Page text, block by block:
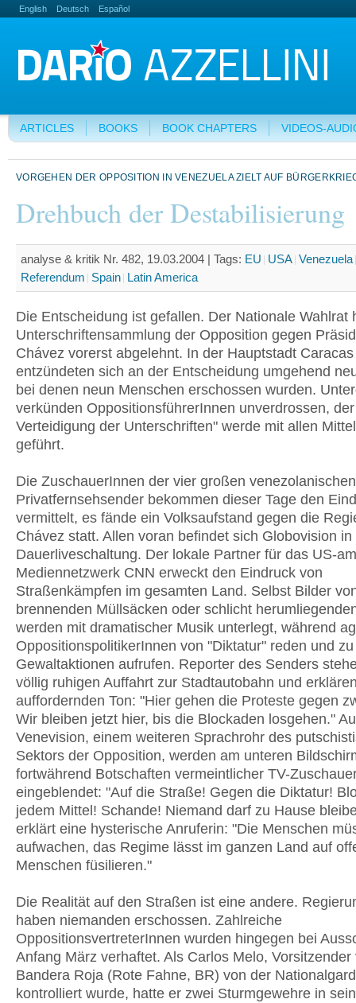
English Deutsch Español
ARTICLES BOOKS BOOK CHAPTERS VIDEOS-
VORGEHEN DER OPPOSITION IN VENEZUELA ZIELT AUF
Drehbuch der Destabilisierung
analyse & kritik Nr. 482, 19.03.2004 | Tags: EU USA Venezuela
Referendum Spain Latin America
Die Entscheidung ist gefallen. Der Nationale Wahlrat
Unterschriftensammlung der Opposition gegen
Chávez vorerst abgelehnt. In der Hauptstadt Caracas
entzündeten sich an der Entscheidung umgehend
bei denen neun Menschen erschossen wurden.
verkünden OppositionsführerInnen unverdrossen,
Verteidigung der Unterschriften" werde mit allen
geführt.
Die ZuschauerInnen der vier großen venezolanischen
Privatfernsehsender bekommen dieser Tage den
vermittelt, es fände ein Volksaufstand gegen die
Chávez statt. Allen voran befindet sich Globovision in
Dauerliveschaltung. Der lokale Partner für das US-
Mediennetzwerk CNN erweckt den Eindruck von
Straßenkämpfen im gesamten Land. Selbst Bilder
brennenden Müllsäcken oder schlicht
werden mit dramatischer Musik unterlegt, während
OppositionspolitikerInnen von "Diktatur" reden und zu
Gewaltaktionen aufrufen. Reporter des Senders
völlig ruhigen Auffahrt zur Stadtautobahn und
auffordernden Ton: "Hier gehen die Proteste gegen
Wir bleiben jetzt hier, bis die Blockaden losgehen."
Venevision, einem weiteren Sprachrohr des
Sektors der Opposition, werden am unteren
fortwährend Botschaften vermeintlicher TV-
eingeblendet: "Auf die Straße! Gegen die Diktatur!
jedem Mittel! Schande! Niemand darf zu Hause
erklärt eine hysterische Anruferin: "Die Menschen
aufwachen, das Regime lässt im ganzen Land auf
Menschen füsilieren."
Die Realität auf den Straßen ist eine andere.
haben niemanden erschossen. Zahlreiche
OppositionsvertreterInnen wurden hingegen bei
Anfang März verhaftet. Als Carlos Melo, Vorsitzender
Bandera Roja (Rote Fahne, BR) von der
kontrolliert wurde, hatte er zwei Sturmgewehre in